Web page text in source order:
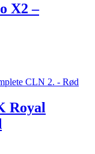
X2 –
Royal